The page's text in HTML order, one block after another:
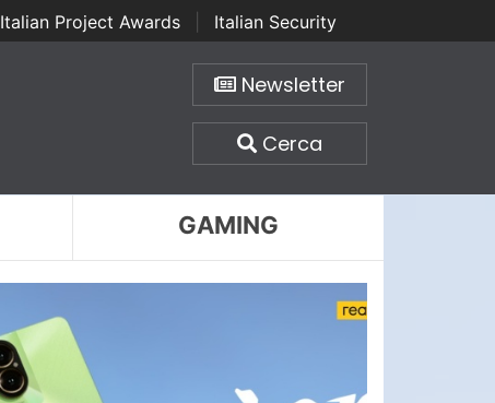
Italian Project Awards
Italian Security
Newsletter
Cerca
GAMING